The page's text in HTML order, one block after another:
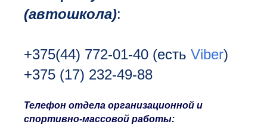
(автошкола):
+375(44) 772-01-40 (есть Viber)
+375 (17) 232-49-88
Телефон отдела организационной и
спортивно-массовой работы: